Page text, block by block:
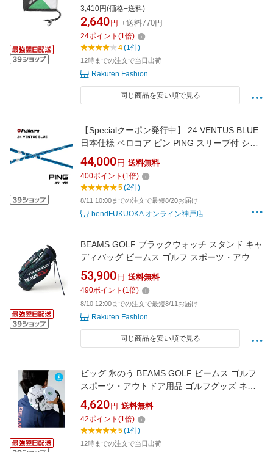
ゴルフ スポーツ・アウトドア用品 ゴルフグッ
ズ ブラック ネイビー ベージュ
3,410円(価格+送料)
2,640 円 +送料770円
24ポイント (1倍)
4(1件)
12時までの注文で当日出荷
Rakuten Fashion
同じ商品を安い順で見る
【Specialクーポン発行中】 24 VENTUS BLUE
日本仕様 ベロコア ピン PING スリーブ付 シャ
フト フジクラ シャフト 24ventus blue ベンタ
ス ブルー G440 G430 G425 G410 bend神戸
bendFUKUOKA オンライン神戸
44,000 円 送料無料
400ポイント (1倍)
5(2件)
8/11 10:00までの注文で最短8/20お届け
bendFUKUOKA オンライン神戸店
BEAMS GOLF ブラックウォッチ スタンド キャ
ディバッグ ビームス ゴルフ スポーツ・アウト
ドア用品 ゴルフグッズ ブラック【送料無料】
53,900 円 送料無料
490ポイント (1倍)
8/10 12:00までの注文で最短8/11お届け
Rakuten Fashion
同じ商品を安い順で見る
ビッグ 氷のう BEAMS GOLF ビームス ゴルフ
スポーツ・アウトドア用品 ゴルフグッズ ネイ
ビー ホワイト グリーン【送料無料】[Rakuten
Fashion]
4,620 円 送料無料
42ポイント (1倍)
5(1件)
12時までの注文で当日出荷